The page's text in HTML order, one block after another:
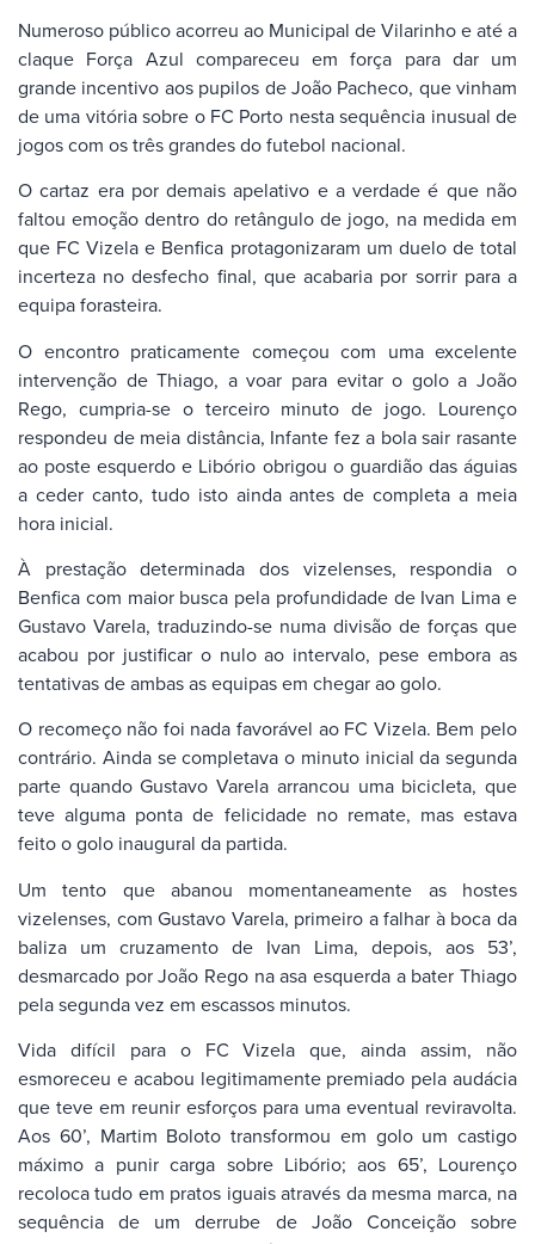
Numeroso público acorreu ao Municipal de Vilarinho e até a
claque Força Azul compareceu em força para dar um
grande incentivo aos pupilos de João Pacheco, que vinham
de uma vitória sobre o FC Porto nesta sequência inusual de
jogos com os três grandes do futebol nacional.
O cartaz era por demais apelativo e a verdade é que não
faltou emoção dentro do retângulo de jogo, na medida em
que FC Vizela e Benfica protagonizaram um duelo de total
incerteza no desfecho final, que acabaria por sorrir para a
equipa forasteira.
O encontro praticamente começou com uma excelente
intervenção de Thiago, a voar para evitar o golo a João
Rego, cumpria-se o terceiro minuto de jogo. Lourenço
respondeu de meia distância, Infante fez a bola sair rasante
ao poste esquerdo e Libório obrigou o guardião das águias
a ceder canto, tudo isto ainda antes de completa a meia
hora inicial.
À prestação determinada dos vizelenses, respondia o
Benfica com maior busca pela profundidade de Ivan Lima e
Gustavo Varela, traduzindo-se numa divisão de forças que
acabou por justificar o nulo ao intervalo, pese embora as
tentativas de ambas as equipas em chegar ao golo.
O recomeço não foi nada favorável ao FC Vizela. Bem pelo
contrário. Ainda se completava o minuto inicial da segunda
parte quando Gustavo Varela arrancou uma bicicleta, que
teve alguma ponta de felicidade no remate, mas estava
feito o golo inaugural da partida.
Um tento que abanou momentaneamente as hostes
vizelenses, com Gustavo Varela, primeiro a falhar à boca da
baliza um cruzamento de Ivan Lima, depois, aos 53’,
desmarcado por João Rego na asa esquerda a bater Thiago
pela segunda vez em escassos minutos.
Vida difícil para o FC Vizela que, ainda assim, não
esmoreceu e acabou legitimamente premiado pela audácia
que teve em reunir esforços para uma eventual reviravolta.
Aos 60’, Martim Boloto transformou em golo um castigo
máximo a punir carga sobre Libório; aos 65’, Lourenço
recoloca tudo em pratos iguais através da mesma marca, na
sequência de um derrube de João Conceição sobre